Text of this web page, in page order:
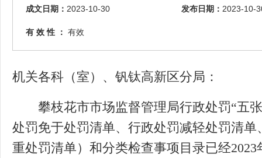
成文日期： 2023-10-30 发布日期： 2023-10-
有 效 性 ： 有效
机关各科（室）、钒钛高新区分局：
攀枝花市市场监督管理局行政处罚“五张
处罚免于处罚清单、行政处罚减轻处罚清
重处罚清单）和分类检查事项目录已经